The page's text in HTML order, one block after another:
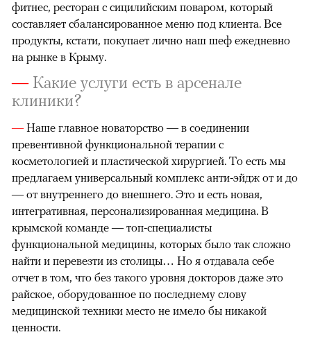
фитнес, ресторан с сицилийским поваром, который
составляет сбалансированное меню под клиента. Все
продукты, кстати, покупает лично наш шеф ежедневно
на рынке в Крыму.
—Какие услуги есть в арсенале
клиники?
— Наше главное новаторство — в соединении
превентивной функциональной терапии с
косметологией и пластической хирургией. То есть мы
предлагаем универсальный комплекс анти-эйдж от и до
— от внутреннего до внешнего. Это и есть новая,
интегративная, персонализированная медицина. В
крымской команде — топ-специалисты
функциональной медицины, которых было так сложно
найти и перевезти из столицы… Но я отдавала себе
отчет в том, что без такого уровня докторов даже это
райское, оборудованное по последнему слову
медицинской техники место не имело бы никакой
ценности.